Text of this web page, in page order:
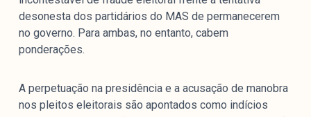
desonesta dos partidários do MAS de permanecerem
no governo. Para ambas, no entanto, cabem
ponderações.
A perpetuação na presidência e a acusação de manobra
nos pleitos eleitorais são apontados como indícios